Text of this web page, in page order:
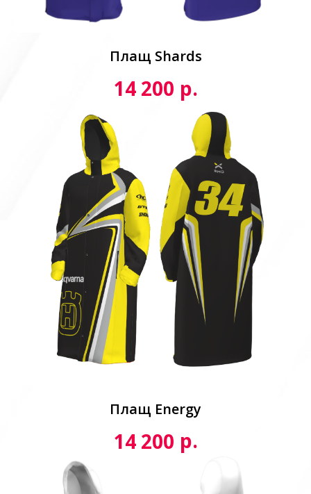
Плащ Shards
14 200 р.
Плащ Energy
14 200 р.